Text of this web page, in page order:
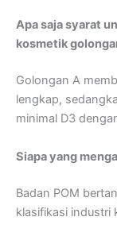
Apa saja syarat
kosmetik
Golongan A
lengkap,
minimal D3
Siapa yang
Badan POM
klasifikasi industri